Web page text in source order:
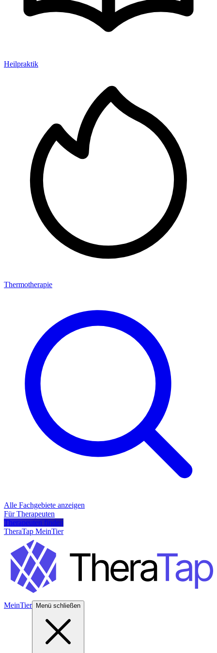
Heilpraktik
Thermotherapie
Alle Fachgebiete anzeigen
Für Therapeuten
Therapeuten finden
TheraTap MeinTier
MeinTier Menü schließen